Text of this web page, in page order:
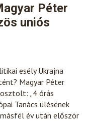
Péter
uniós
esély Ukrajna
Magyar Péter
„4 órás
Tanács ülésének
év után először